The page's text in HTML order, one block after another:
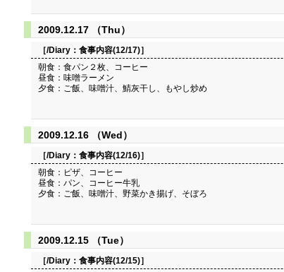
2009.12.17 （Thu）
［/Diary： 食事内容(12/17)］
朝食：食パン２枚、コーヒー
昼食：味噌ラーメン
夕食：ご飯、味噌汁、鯖灰干し、もやし炒め
2009.12.16 （Wed）
［/Diary： 食事内容(12/16)］
朝食：ピザ、コーヒー
昼食：パン、コーヒー牛乳
夕食：ご飯、味噌汁、野菜かき揚げ、そぼろ
2009.12.15 （Tue）
［/Diary： 食事内容(12/15)］